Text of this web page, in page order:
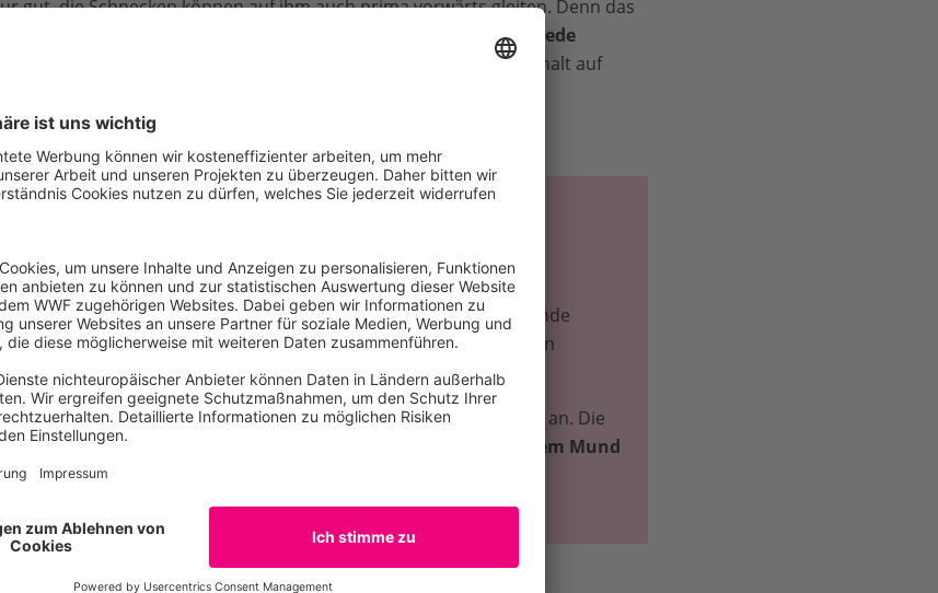
gut, die Schnecken können auf ihm auch prima vorwärts gleiten. Denn das
, mit dem die Schnecke
jede
glatt macht
– so ähnlich wie wir Menschen das mit Asphalt auf
nur für Schnecken
ganz schön wichtig. Frösche und Molche zum
ihre Hautvor dem Austrocknen. Pflanzen wie der Fleisch fressende
Schleimperlen an ihren Tentakeln. An ihnen bleiben Insekten
futtern kann.
Schleim. Schau dir maldeine Naseim Spiegel näher an. Die
Staub fest, den wir mit der Luft einatmen. Die
Spucke in deinem Mund
und hindert schädliche Bakterien daran, in deinen Körper